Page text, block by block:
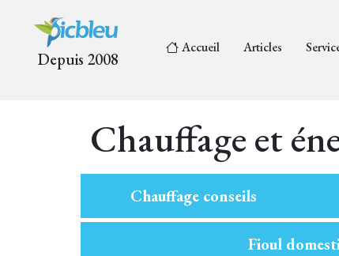
Depuis 2008
Accueil Articles
Chauffage et
Chauffage conseils
Fioul